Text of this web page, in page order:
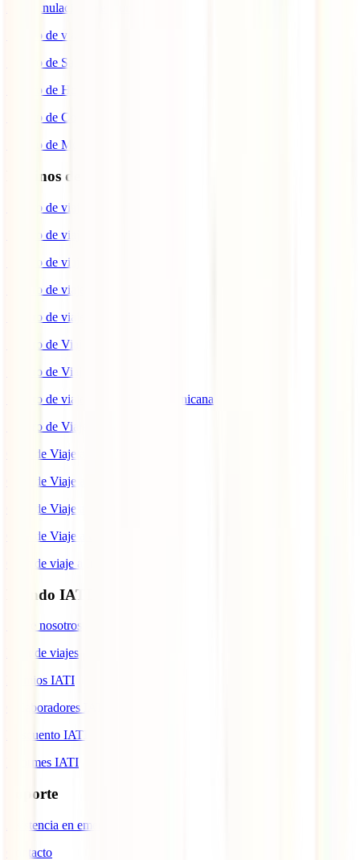
IATI Anulación Premium
Seguro de viaje COVID
Seguro de Salud
Seguro de Hogar
Seguro de Coche
Seguro de Moto
Destinos de interés
Seguro de viaje a EEUU
Seguro de viaje a Indonesia
Seguro de viaje a Marruecos
Seguro de viaje a Reino Unido
Seguro de viaje a México
Seguro de Viaje a Tailandia
Seguro de Viaje a China
Seguro de viaje a República Dominicana
Seguro de Viaje a Colombia
Guía de Viaje a Estados Unidos
Guía de Viaje a México
Guía de Viaje a Marruecos
Guía de Viaje a Cuba
Guía de viaje a Indonesia
Mundo IATI
Sobre nosotros
Blog de viajes
Premios IATI
Colaboradores IATI
Descuento IATI
Informes IATI
Soporte
Asistencia en emergencias
Contacto